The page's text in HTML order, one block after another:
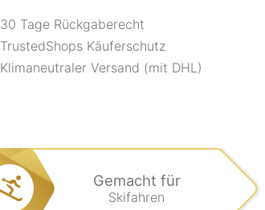
30 Tage Rückgaberecht
TrustedShops Käuferschutz
Klimaneutraler Versand (mit DHL)
Gemacht für
Skifahren